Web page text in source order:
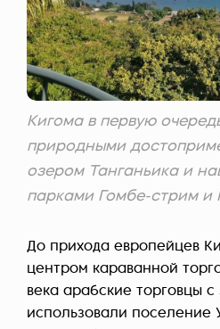
Кигома в первую
природными
озером Танганьика и
парками Гомбе-стрим
До прихода европейцев
центром караванной
века арабские торговцы
использовали поселение